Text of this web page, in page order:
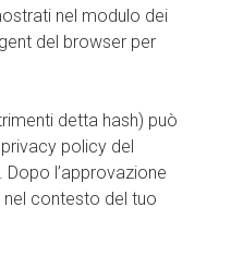
nel modulo dei
del browser per
detta hash) può
policy del
l’approvazione
contesto del tuo